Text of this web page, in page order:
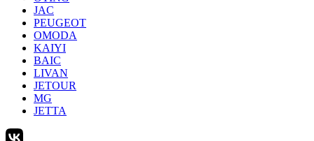
JAC
PEUGEOT
OMODA
KAIYI
BAIC
LIVAN
JETOUR
MG
JETTA